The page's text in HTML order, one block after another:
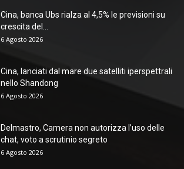
Cina, banca Ubs rialza al 4,5% le previsioni su
crescita del...
6 Agosto 2026
Cina, lanciati dal mare due satelliti iperspettrali
nello Shandong
6 Agosto 2026
Delmastro, Camera non autorizza l’uso delle
chat, voto a scrutinio segreto
6 Agosto 2026